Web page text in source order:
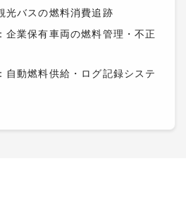
光バスの燃料消費追跡
企業保有車両の燃料管理・不正
自動燃料供給・ログ記録システ